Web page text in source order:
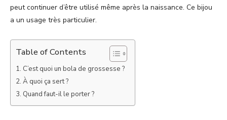
peut continuer d’être utilisé même après la naissance. Ce bijou
a un usage très particulier.
Table of Contents
C’est quoi un bola de grossesse ?
À quoi ça sert ?
Quand faut-il le porter ?